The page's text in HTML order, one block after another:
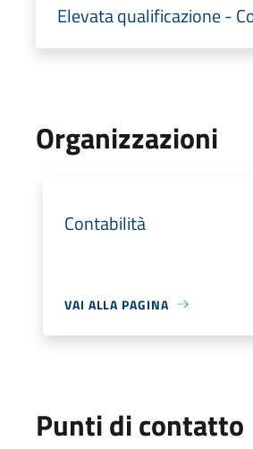
Elevata qualificazione -
Organizzazioni
Contabilità
VAI ALLA PAGINA
Punti di contatto